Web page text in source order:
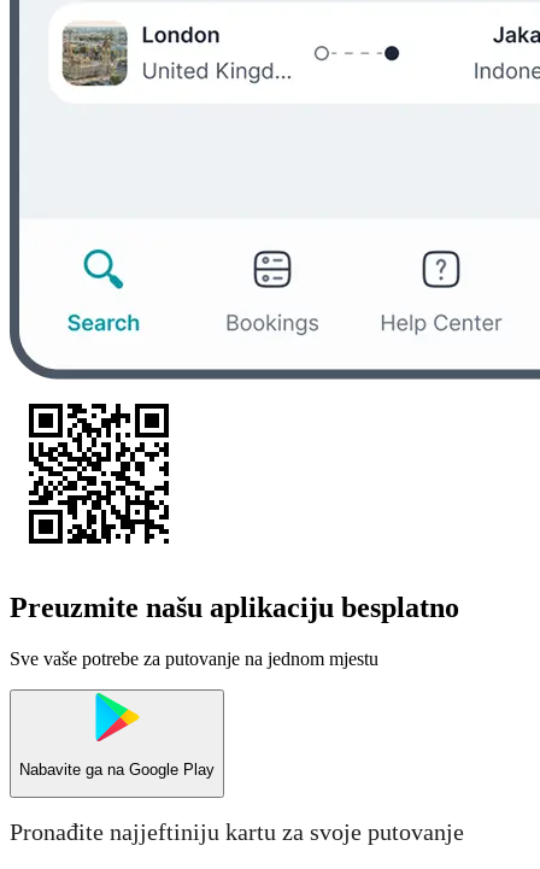
Preuzmite našu aplikaciju besplatno
Sve vaše potrebe za putovanje na jednom mjestu
Nabavite ga na Google Play
Pronađite najjeftiniju kartu za svoje putovanje